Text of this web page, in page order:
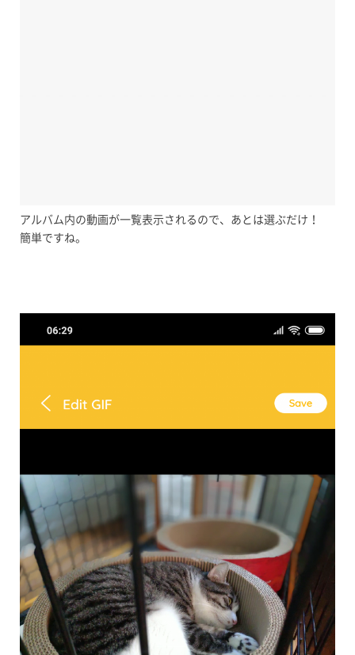
アルバム内の動画が一覧表示されるので、あとは選ぶだけ！
簡単ですね。